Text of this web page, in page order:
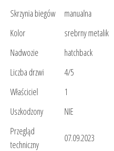
Skrzynia biegów
manualna
Kolor
srebrny metalik
Nadwozie
hatchback
Liczba drzwi
4/5
Właściciel
1
Uszkodzony
NIE
Przegląd
techniczny
07.09.2023